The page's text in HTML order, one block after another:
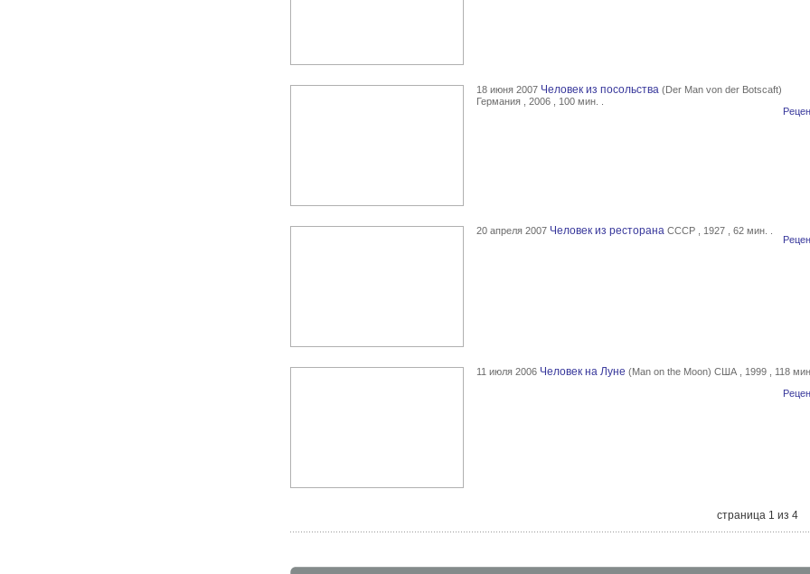
18 июня 2007 Человек из посольства (Der Man von der Botscaft)
Германия , 2006 , 100 мин. .
20 апреля 2007 Человек из ресторана СССР , 1927 , 62 мин. .
11 июля 2006 Человек на Луне (Man on the Moon) США , 1999 , 118 мин.
страница 1 из 4